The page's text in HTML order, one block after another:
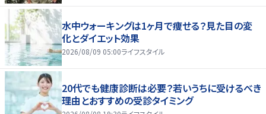
水中ウォーキングは1ヶ月で痩せる？見た目の変
化とダイエット効果
2026/08/09 05:00ライフスタイル
20代でも健康診断は必要？若いうちに受けるべき
理由とおすすめの受診タイミング